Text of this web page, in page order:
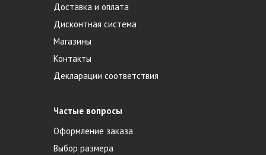
Доставка и оплата
Дисконтная система
Магазины
Контакты
Декларации соответствия
Частые вопросы
Оформление заказа
Выбор размера